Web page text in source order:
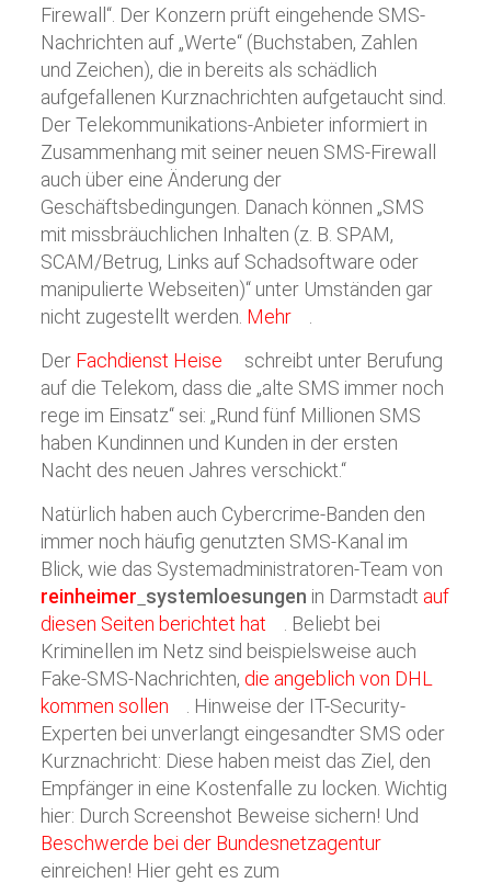
Firewall“. Der Konzern prüft eingehende SMS-
Nachrichten auf „Werte“ (Buchstaben, Zahlen
und Zeichen), die in bereits als schädlich
aufgefallenen Kurznachrichten aufgetaucht sind.
Der Telekommunikations-Anbieter informiert in
Zusammenhang mit seiner neuen SMS-Firewall
auch über eine Änderung der
Geschäftsbedingungen. Danach können „SMS
mit missbräuchlichen Inhalten (z. B. SPAM,
SCAM/Betrug, Links auf Schadsoftware oder
manipulierte Webseiten)“ unter Umständen gar
nicht zugestellt werden. Mehr
Der Fachdienst Heise
schreibt unter Berufung
auf die Telekom, dass die „alte SMS immer noch
rege im Einsatz“ sei: „Rund fünf Millionen SMS
haben Kundinnen und Kunden in der ersten
Nacht des neuen Jahres verschickt.“
Natürlich haben auch Cybercrime-Banden den
immer noch häufig genutzten SMS-Kanal im
Blick, wie das Systemadministratoren-Team von
reinheimer systemloesungen in Darmstadt auf
diesen Seiten berichtet hat
. Beliebt bei
Kriminellen im Netz sind beispielsweise auch
Fake-SMS-Nachrichten, die angeblich von DHL
kommen sollen
. Hinweise der IT-Security-
Experten bei unverlangt eingesandter SMS oder
Kurznachricht: Diese haben meist das Ziel, den
Empfänger in eine Kostenfalle zu locken. Wichtig
hier: Durch Screenshot Beweise sichern! Und
Beschwerde bei der Bundesnetzagentur
einreichen! Hier geht es zum